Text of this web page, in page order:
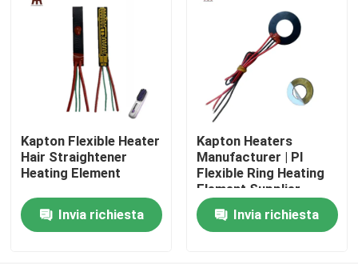
Radiatore del film di pi
Film del riscaldamento del Polyimide
Cuscinetto di riscaldamento flessibile
Polyimide Heater Element
Radiatori su ordinazione del Polyimide
Kapton Flexible Heater
Hair Straightener
Heating Element
Invia richiesta
Kapton Heaters
Manufacturer | PI
Flexible Ring Heating
Element Supplier
Invia richiesta